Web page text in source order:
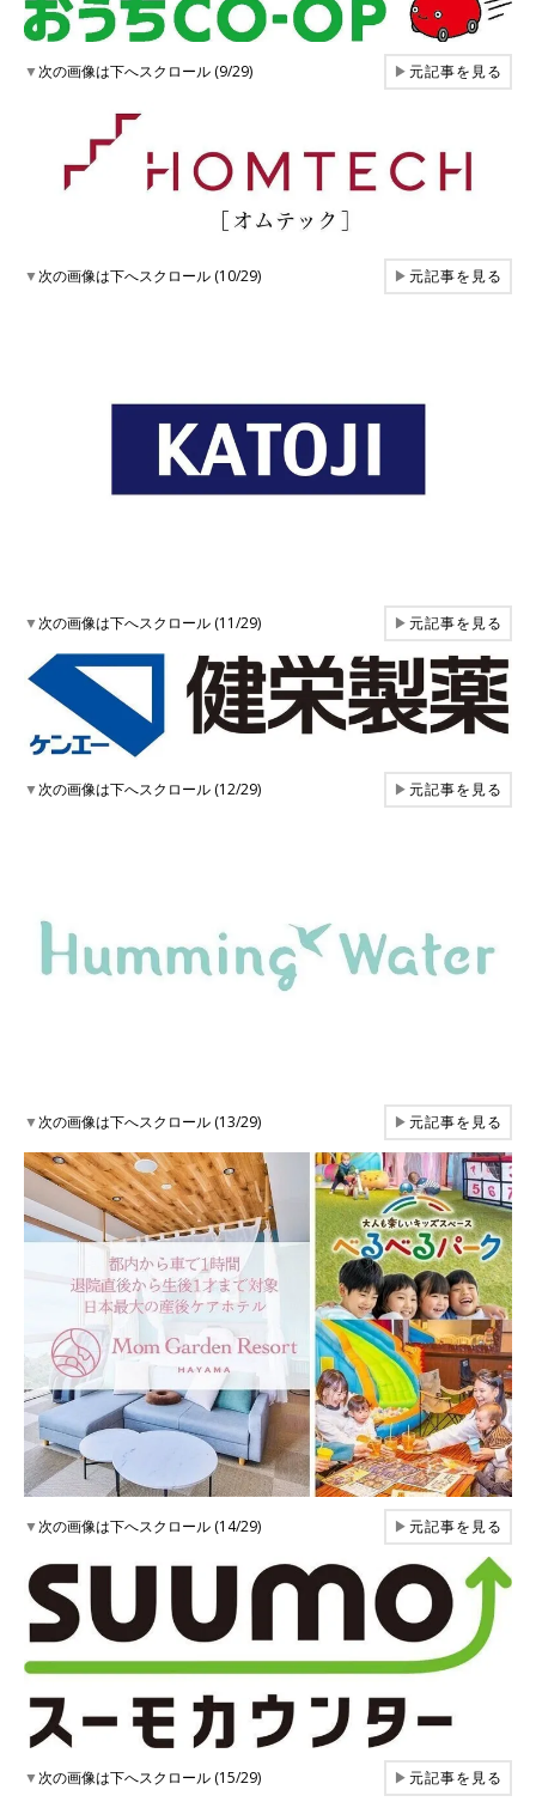
▼次の画像は下へスクロール (9/29) ▶元記事を見る
▼次の画像は下へスクロール (10/29) ▶元記事を見る
▼次の画像は下へスクロール (11/29) ▶元記事を見る
▼次の画像は下へスクロール (12/29) ▶元記事を見る
▼次の画像は下へスクロール (13/29) ▶元記事を見る
▼次の画像は下へスクロール (14/29) ▶元記事を見る
▼次の画像は下へスクロール (15/29) ▶元記事を見る